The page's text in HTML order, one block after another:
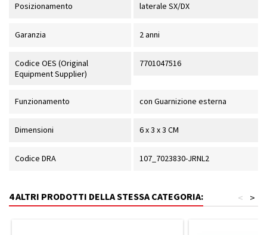
Posizionamento laterale SX/DX
Garanzia 2 anni
Codice OES (Original
Equipment Supplier)
7701047516
Funzionamento con Guarnizione esterna
Dimensioni 6 x 3 x 3 CM
Codice DRA 107_7023830-JRNL2
4 ALTRI PRODOTTI DELLA STESSA CATEGORIA: >
<